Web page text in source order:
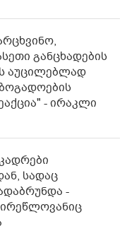
განცხადების
აუცილებლად
- ირაკლი
სადაც
-